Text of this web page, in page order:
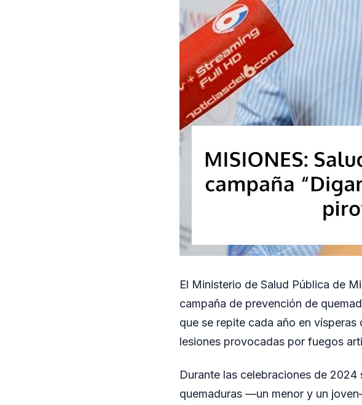
El Ministerio de Salud Pública de
campaña de prevención de
que se repite cada año en
lesiones provocadas por fuegos
Durante las celebraciones de
quemaduras —un menor y un